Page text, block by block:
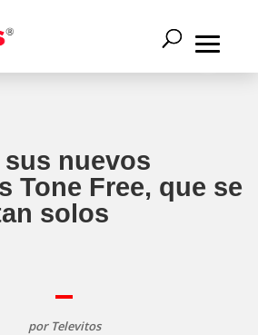
nuevos
Tone Free, que se
solos
por Televitos